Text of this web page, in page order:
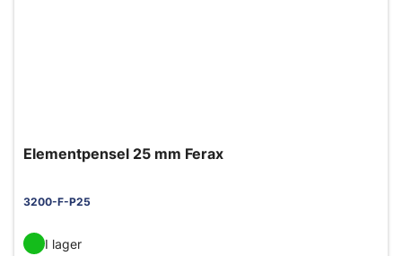
Elementpensel 25 mm Ferax
3200-F-P25
I lager